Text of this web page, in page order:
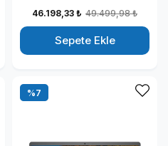
Taşınabilir Dizüstü Bilgisayar
883A100GPTR33
46.198,33 ₺ 49.499,98 ₺
Sepete Ekle
%7